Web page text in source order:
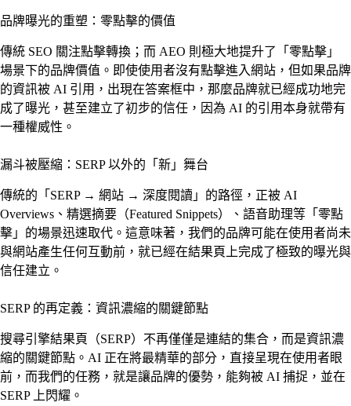
品牌曝光的重塑：零點擊的價值
傳統 SEO 關注點擊轉換；而 AEO 則極大地提升了「零點擊」
場景下的品牌價值。即使使用者沒有點擊進入網站，但如果品牌
的資訊被 AI 引用，出現在答案框中，那麼品牌就已經成功地完
成了曝光，甚至建立了初步的信任，因為 AI 的引用本身就帶有
一種權威性。
漏斗被壓縮：SERP 以外的「新」舞台
傳統的「SERP → 網站 → 深度閱讀」的路徑，正被 AI
Overviews、精選摘要（Featured Snippets）、語音助理等「零點
擊」的場景迅速取代。這意味著，我們的品牌可能在使用者尚未
與網站產生任何互動前，就已經在結果頁上完成了極致的曝光與
信任建立。
SERP 的再定義：資訊濃縮的關鍵節點
搜尋引擎結果頁（SERP）不再僅僅是連結的集合，而是資訊濃
縮的關鍵節點。AI 正在將最精華的部分，直接呈現在使用者眼
前，而我們的任務，就是讓品牌的優勢，能夠被 AI 捕捉，並在
SERP 上閃耀。